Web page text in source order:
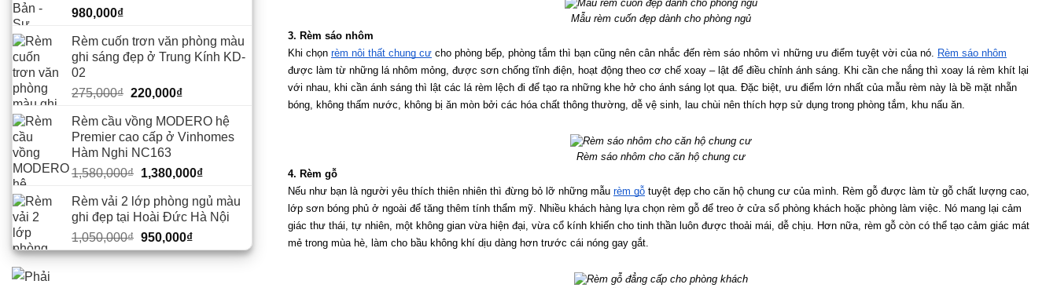
980,000₫
Rèm cuốn trơn văn phòng màu
ghi sáng đẹp ở Trung Kính KD-
02
275,000₫ Giá
là:
275,000₫.
220,000₫Giá
tại
là:
Rèm cầu vồng MODERO hệ
Premier cao cấp ở Vinhomes
Hàm Nghi NC163
1,580,000₫ Giá
là:
1,580,000₫.
1,380,000₫Giá
tại
là:
Rèm vải 2 lớp phòng ngủ màu
ghi đẹp tại Hoài Đức Hà Nội
1,050,000₫ Giá
gốc
950,000₫Giá
hiện
Mẫu rèm cuốn đẹp dành cho phòng ngủ
3. Rèm sáo nhôm
Khi chọn rèm nội thất chung cư cho phòng bếp, phòng tắm thì bạn cũng nên cân nhắc đến rèm sáo nhôm vì những ưu điểm tuyệt vời của nó. Rèm sáo nhôm
được làm từ những lá nhôm mỏng, được sơn chống tĩnh điện, hoạt động theo cơ chế xoay – lật để điều chỉnh ánh sáng. Khi cần che nắng thì xoay lá rèm khít lại
với nhau, khi cần ánh sáng thì lật các lá rèm lệch đi để tạo ra những khe hở cho ánh sáng lọt qua. Đặc biệt, ưu điểm lớn nhất của mẫu rèm này là bề mặt nhẵn
bóng, không thấm nước, không bị ăn mòn bởi các hóa chất thông thường, dễ vệ sinh, lau chùi nên thích hợp sử dụng trong phòng tắm, khu nấu ăn.
Rèm sáo nhôm cho căn hộ chung cư
4. Rèm gỗ
Nếu như bạn là người yêu thích thiên nhiên thì đừng bỏ lỡ những mẫu rèm gỗ tuyệt đẹp cho căn hộ chung cư của mình. Rèm gỗ được làm từ gỗ chất lượng cao,
lớp sơn bóng phủ ở ngoài để tăng thêm tính thẩm mỹ. Nhiều khách hàng lựa chọn rèm gỗ để treo ở cửa sổ phòng khách hoặc phòng làm việc. Nó mang lại cảm
giác thư thái, tự nhiên, một không gian vừa hiện đại, vừa cổ kính khiến cho tinh thần luôn được thoải mái, dễ chịu. Hơn nữa, rèm gỗ còn có thể tạo cảm giác mát
mẻ trong mùa hè, làm cho bầu không khí dịu dàng hơn trước cái nóng gay gắt.